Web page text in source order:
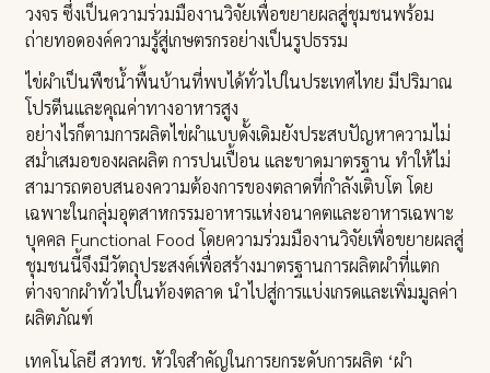
วงจร ซึ่งเป็นความร่วมมืองานวิจัยเพื่อขยายผลสู่ชุมชนพร้อม
ถ่ายทอดองค์ความรู้สู่เกษตรกรอย่างเป็นรูปธรรม
ไข่ผำเป็นพืชน้ำพื้นบ้านที่พบได้ทั่วไปในประเทศไทย มีปริมาณ
โปรตีนและคุณค่าทางอาหารสูง
อย่างไรก็ตามการผลิตไข่ผำแบบดั้งเดิมยังประสบปัญหาความไม่
สม่ำเสมอของผลผลิต การปนเปื้อน และขาดมาตรฐาน ทำให้ไม่
สามารถตอบสนองความต้องการของตลาดที่กำลังเติบโต โดย
เฉพาะในกลุ่มอุตสาหกรรมอาหารแห่งอนาคตและอาหารเฉพาะ
บุคคล Functional Food โดยความร่วมมืองานวิจัยเพื่อขยายผลสู่
ชุมชนนี้จึงมีวัตถุประสงค์เพื่อสร้างมาตรฐานการผลิตผำที่แตก
ต่างจากผำทั่วไปในท้องตลาด นำไปสู่การแบ่งเกรดและเพิ่มมูลค่า
ผลิตภัณฑ์
เทคโนโลยี สวทช. หัวใจสำคัญในการยกระดับการผลิต ‘ผำ